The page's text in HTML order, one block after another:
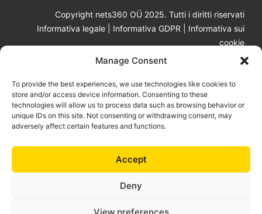
Manage Consent
To provide the best experiences, we use technologies like cookies to
store and/or access device information. Consenting to these
technologies will allow us to process data such as browsing behavior or
unique IDs on this site. Not consenting or withdrawing consent, may
adversely affect certain features and functions.
Accept
Deny
View preferences
Copyright nets360 OÜ 2025. Tutti i diritti riservati
Informativa legale
Informativa GDPR
Informativa sui
cookie
100% Made in Europe per l’Europa.
I prodotti e i servizi di nets360 sono progettati